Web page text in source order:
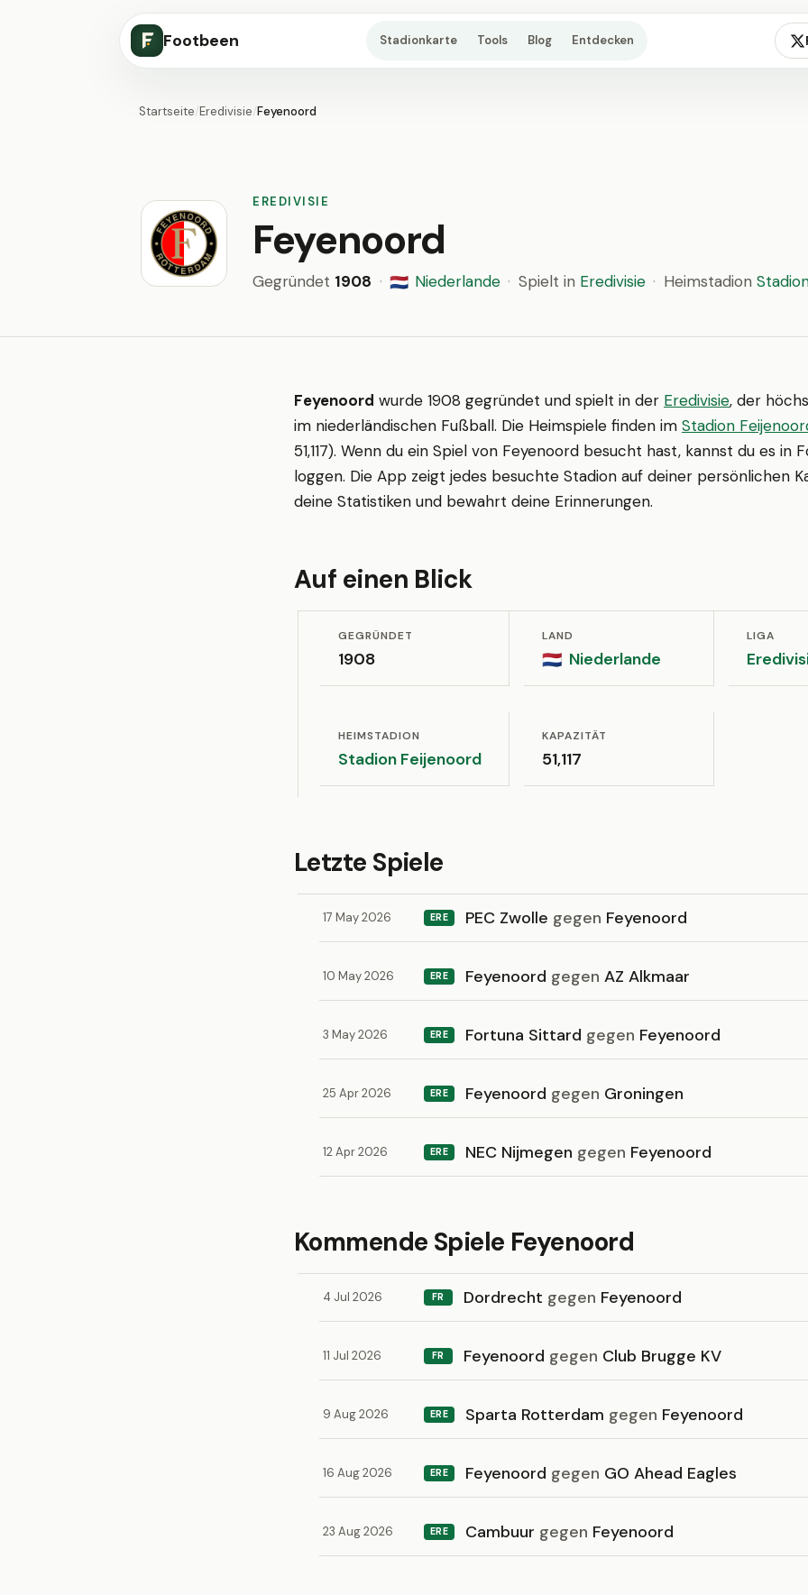
Footbeen Stadionkarte Tools Blog Entdecken
Startseite/Eredivisie/Feyenoord
EREDIVISIE
Feyenoord
Gegründet 1908 · 🇳🇱 Niederlande · Spielt in Eredivisie · Heimstadion
Feyenoord wurde 1908 gegründet und spielt in der Eredivisie, der
im niederländischen Fußball. Die Heimspiele finden im Stadion
51,117). Wenn du ein Spiel von Feyenoord besucht hast, kannst du es in
loggen. Die App zeigt jedes besuchte Stadion auf deiner persönlichen
deine Statistiken und bewahrt deine Erinnerungen.
Auf einen Blick
GEGRÜNDET
1908
LAND
🇳🇱 Niederlande
LIGA
HEIMSTADION
Stadion Feijenoord
KAPAZITÄT
51,117
Letzte Spiele
17 May 2026 ERE PEC Zwolle gegen Feyenoord
10 May 2026 ERE Feyenoord gegen AZ Alkmaar
3 May 2026 ERE Fortuna Sittard gegen Feyenoord
25 Apr 2026 ERE Feyenoord gegen Groningen
12 Apr 2026 ERE NEC Nijmegen gegen Feyenoord
Kommende Spiele Feyenoord
4 Jul 2026 FR Dordrecht gegen Feyenoord
11 Jul 2026 FR Feyenoord gegen Club Brugge KV
9 Aug 2026 ERE Sparta Rotterdam gegen Feyenoord
16 Aug 2026 ERE Feyenoord gegen GO Ahead Eagles
23 Aug 2026 ERE Cambuur gegen Feyenoord